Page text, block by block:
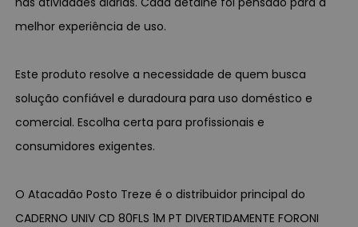
melhor experiência de uso.
Este produto resolve a necessidade de quem busca
solução confiável e duradoura para uso doméstico e
comercial. Escolha certa para profissionais e
consumidores exigentes.
O Atacadão Posto Treze é o distribuidor principal do
CADERNO UNIV CD 80FLS 1M PT DIVERTIDAMENTE FORONI